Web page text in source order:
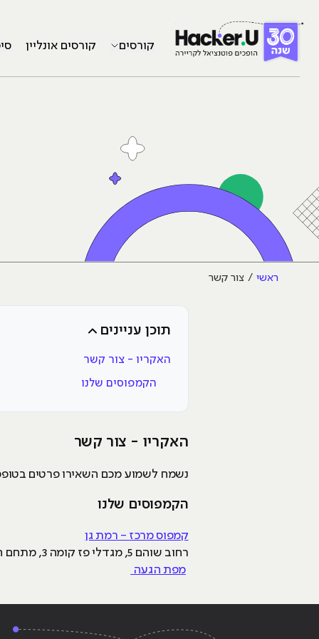
קורסים קורסים אונליין
ראשי צור קשר
תוכן עניינים
האקריו - צור קשר
הקמפוסים שלנו
האקריו - צור קשר
נשמח לשמוע מכם השאירו פרטים בטופס
הקמפוסים שלנו
קמפוס מרכז - רמת גן
רחוב שוהם 5, מגדלי פז קומה 3, מתחם הבורסה רמת גן
מפת הגעה